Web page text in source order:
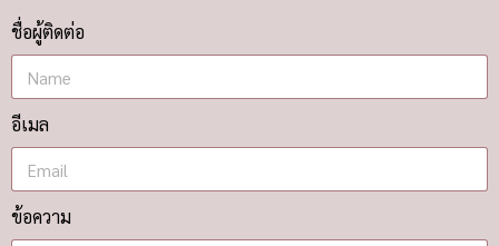
ชื่อผู้ติดต่อ
อีเมล
ข้อความ